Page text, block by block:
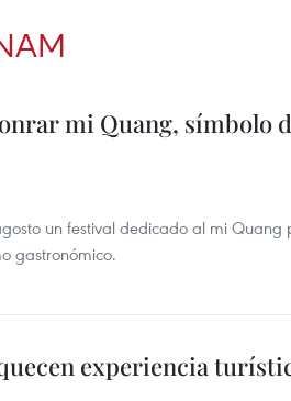
mi Quang, símbolo
un festival dedicado al mi Quang
gastronómico.
experiencia